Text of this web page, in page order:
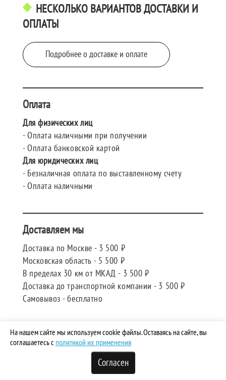
НЕСКОЛЬКО ВАРИАНТОВ ДОСТАВКИ И
ОПЛАТЫ
Подробнее о доставке и оплате
Оплата
Для физических лиц
- Оплата наличными при получении
- Оплата банковской картой
Для юридических лиц
- Безналичная оплата по выставленному счету
- Оплата наличными
Доставляем мы
Доставка по Москве - 3 500 ₽
Московская область - 5 500 ₽
В пределах 30 км от МКАД - 3 500 ₽
Доставка до транспортной компании - 3 500 ₽
Самовывоз - бесплатно
СВЯЗАТЬСЯ С НАМИ
На нашем сайте мы используем cookie файлы. Оставаясь на сайте, вы
соглашаетесь с политикой их применения
Согласен